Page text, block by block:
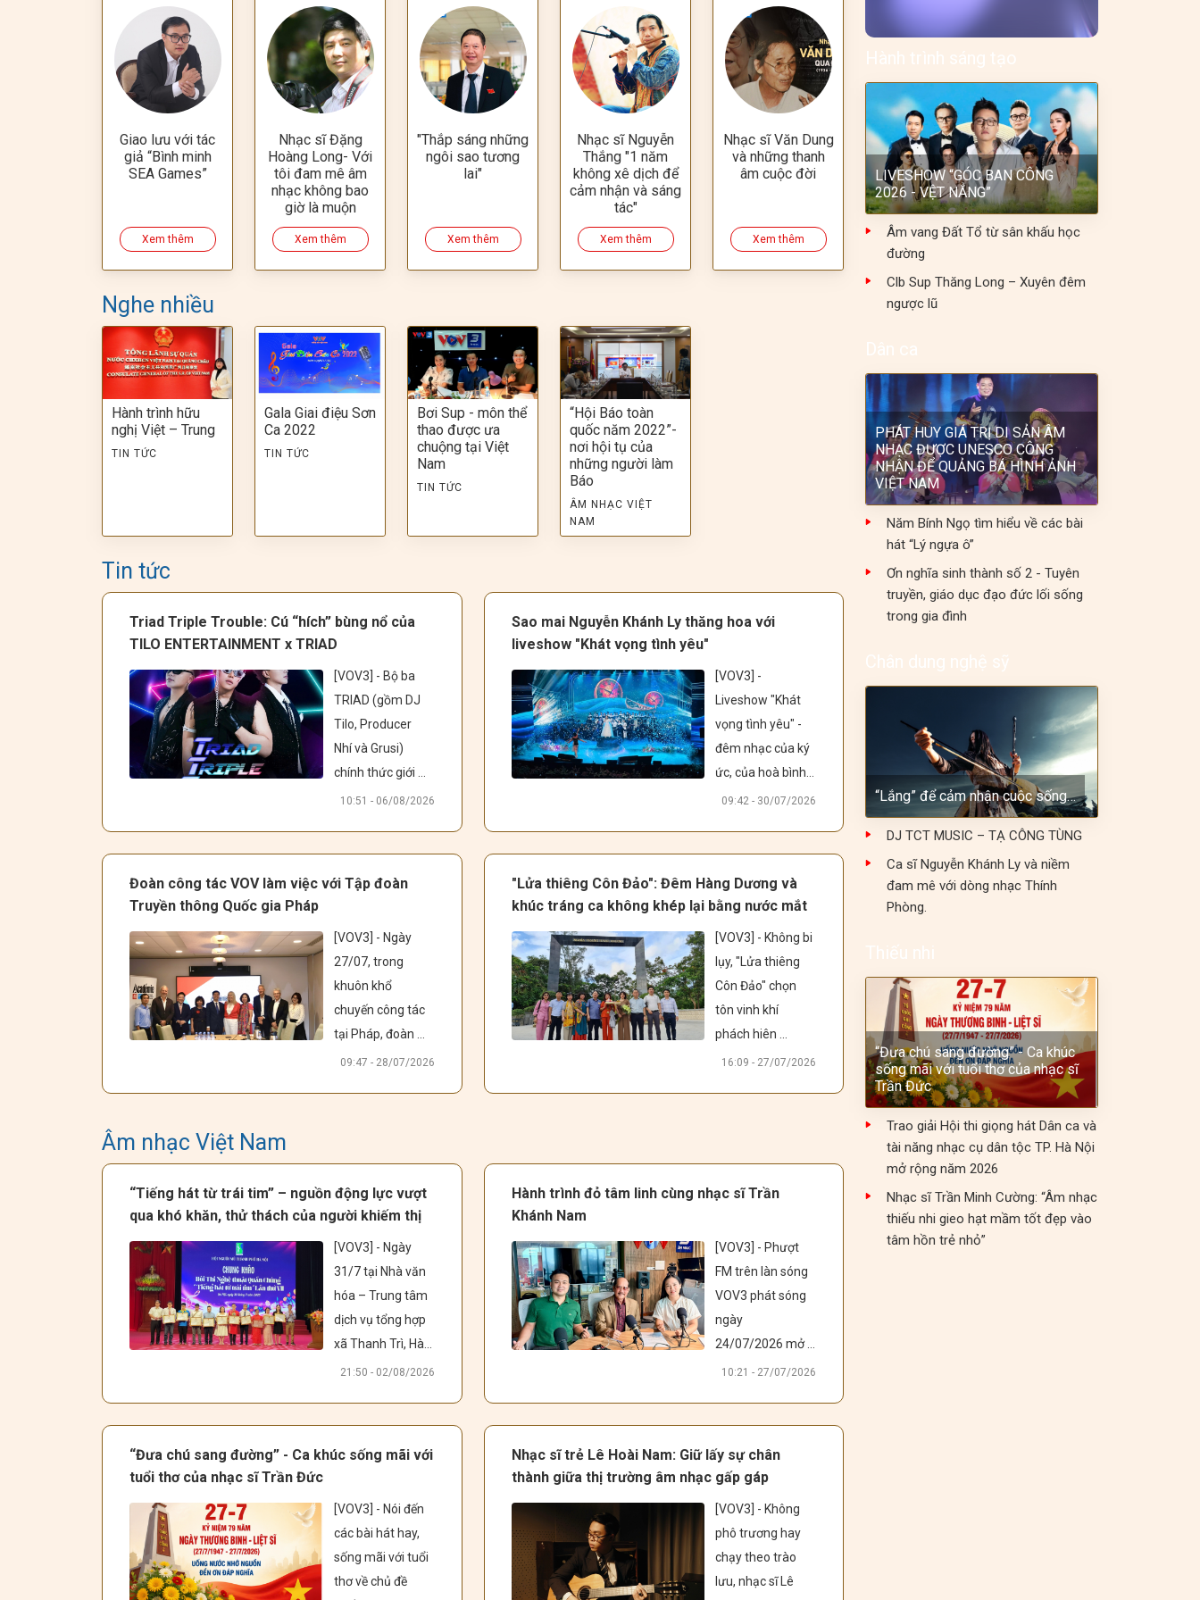
Giao lưu với tác
giả “Bình minh
SEA Games”
Xem thêm
Nhạc sĩ Đặng
Hoàng Long- Với
tôi đam mê âm
nhạc không bao
giờ là muộn
Xem thêm
"Thắp sáng những
ngôi sao tương
lai"
Xem thêm
Nhạc sĩ Nguyễn
Thắng "1 năm
không xê dịch để
cảm nhận và sáng
tác"
Xem thêm
Nhạc sĩ Văn Dung
và những thanh
âm cuộc đời
Xem thêm
Nghe nhiều
Hành trình hữu
nghị Việt – Trung
TIN TỨC
Gala Giai điệu Sơn
Ca 2022
TIN TỨC
Bơi Sup - môn thể
thao được ưa
chuộng tại Việt
Nam
TIN TỨC
“Hội Báo toàn
quốc năm 2022”-
nơi hội tụ của
những người làm
Báo
ÂM NHẠC VIỆT
NAM
Tin tức
Triad Triple Trouble: Cú “hích” bùng nổ của
TILO ENTERTAINMENT x TRIAD
[VOV3] - Bộ ba
TRIAD (gồm DJ
Tilo, Producer
Nhí và Grusi)
chính thức giới
thiệu Tour diễn
đến những trải
đa giác quan và
đầy mới lạ cho
khán giả trên
toàn quốc.
10:51 - 06/08/2026
Sao mai Nguyễn Khánh Ly thăng hoa với
liveshow "Khát vọng tình yêu"
[VOV3] -
Liveshow "Khát
vọng tình yêu" -
đêm nhạc của ký
ức, của hoà bình,
của khát vọng
sĩ nhân dịp kỷ
niệm 79 năm
ngày Thương
binh- Liệt sĩ 27/7.
09:42 - 30/07/2026
Đoàn công tác VOV làm việc với Tập đoàn
Truyền thông Quốc gia Pháp
[VOV3] - Ngày
27/07, trong
khuôn khổ
chuyến công tác
tại Pháp, đoàn
công tác Đài
có buổi làm việc
chiến lược với
Tập đoàn Truyền
thông Quốc gia
Pháp (France
Médias Monde -
FMM).
09:47 - 28/07/2026
"Lửa thiêng Côn Đảo": Đêm Hàng Dương và
khúc tráng ca không khép lại bằng nước mắt
[VOV3] - Không bi
lụy, "Lửa thiêng
Côn Đảo" chọn
tôn vinh khí
phách hiên
ngang và khơi
với tác giả ca
trình cảm xúc
đặc biệt này.
16:09 - 27/07/2026
Âm nhạc Việt Nam
“Tiếng hát từ trái tim” – nguồn động lực vượt
qua khó khăn, thử thách của người khiếm thị
[VOV3] - Ngày
31/7 tại Nhà văn
hóa – Trung tâm
dịch vụ tổng hợp
xã Thanh Trì, Hà
Nội đã diễn ra
chúng “Tiếng hát
VII năm 2026” do
Hội người mù TP.
Hà Nội tổ chức.
21:50 - 02/08/2026
Hành trình đỏ tâm linh cùng nhạc sĩ Trần
Khánh Nam
[VOV3] - Phượt
FM trên làn sóng
VOV3 phát sóng
ngày
24/07/2026 mở
ra một "Hành
cùng chương
trình là Nhạc sĩ
Trần Khánh Nam
-  từ Tây Nguyên
ra Thủ đô để chia
sẻ những câu
10:21 - 27/07/2026
“Đưa chú sang đường” - Ca khúc sống mãi với
tuổi thơ của nhạc sĩ Trần Đức
[VOV3] - Nói đến
các bài hát hay,
sống mãi với tuổi
thơ về chủ đề
Nhạc sĩ trẻ Lê Hoài Nam: Giữ lấy sự chân
thành giữa thị trường âm nhạc gấp gáp
[VOV3] - Không
phô trương hay
chạy theo trào
lưu, nhạc sĩ Lê
Hành trình sáng tạo
LIVESHOW “GÓC BAN CÔNG
2026 - VỆT NẮNG”
Âm vang Đất Tổ từ sân khấu học
đường
Clb Sup Thăng Long – Xuyên đêm
ngược lũ
Dân ca
PHÁT HUY GIÁ TRỊ DI SẢN ÂM
NHẠC ĐƯỢC UNESCO CÔNG
NHẬN ĐỂ QUẢNG BÁ HÌNH ẢNH
VIỆT NAM
Năm Bính Ngọ tìm hiểu về các bài
hát “Lý ngựa ô”
Ơn nghĩa sinh thành số 2 - Tuyên
truyền, giáo dục đạo đức lối sống
trong gia đình
Chân dung nghệ sỹ
“Lắng” để cảm nhận cuộc sống…
DJ TCT MUSIC – TẠ CÔNG TÙNG
Ca sĩ Nguyễn Khánh Ly và niềm
đam mê với dòng nhạc Thính
Phòng.
Thiếu nhi
“Đưa chú sang đường” - Ca khúc
sống mãi với tuổi thơ của nhạc sĩ
Trần Đức
Trao giải Hội thi giọng hát Dân ca và
tài năng nhạc cụ dân tộc TP. Hà Nội
mở rộng năm 2026
Nhạc sĩ Trần Minh Cường: “Âm nhạc
thiếu nhi gieo hạt mầm tốt đẹp vào
tâm hồn trẻ nhỏ”